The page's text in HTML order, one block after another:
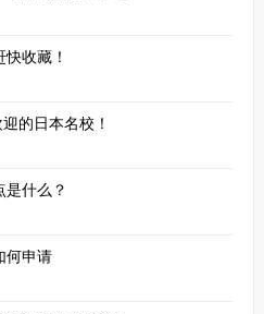
收藏！
的日本名校！
是什么？
何申请